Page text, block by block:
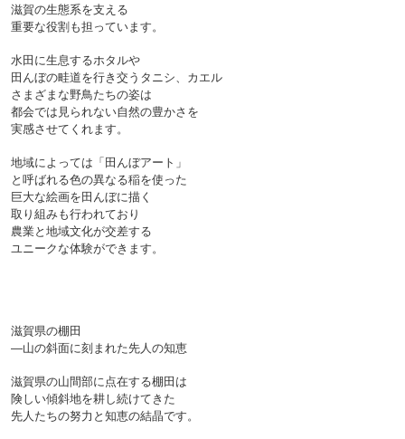
滋賀の生態系を支える
重要な役割も担っています。
水田に生息するホタルや
田んぼの畦道を行き交うタニシ、カエル
さまざまな野鳥たちの姿は
都会では見られない自然の豊かさを
実感させてくれます。
地域によっては「田んぼアート」
と呼ばれる色の異なる稲を使った
巨大な絵画を田んぼに描く
取り組みも行われており
農業と地域文化が交差する
ユニークな体験ができます。
滋賀県の棚田
—山の斜面に刻まれた先人の知恵
滋賀県の山間部に点在する棚田は
険しい傾斜地を耕し続けてきた
先人たちの努力と知恵の結晶です。